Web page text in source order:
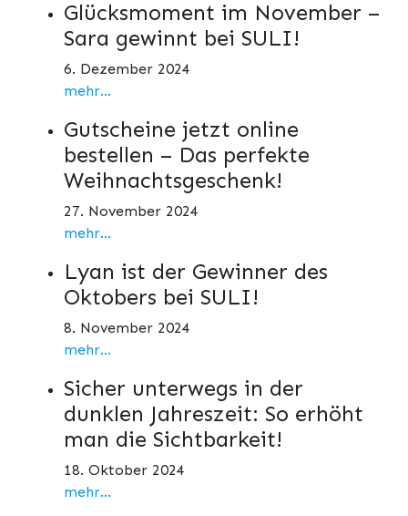
Glücksmoment im November –
Sara gewinnt bei SULI!
6. Dezember 2024
mehr...
Gutscheine jetzt online
bestellen – Das perfekte
Weihnachtsgeschenk!
27. November 2024
mehr...
Lyan ist der Gewinner des
Oktobers bei SULI!
8. November 2024
mehr...
Sicher unterwegs in der
dunklen Jahreszeit: So erhöht
man die Sichtbarkeit!
18. Oktober 2024
mehr...